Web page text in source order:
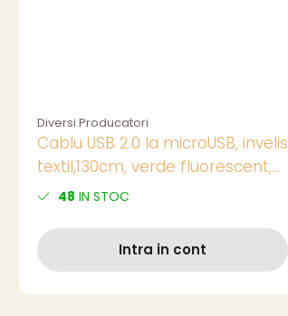
Diversi Producatori
Cablu USB 2.0 la microUSB, invelis
textil,130cm, verde fluorescent,
CTM-G-02
48 IN STOC
Intra in cont